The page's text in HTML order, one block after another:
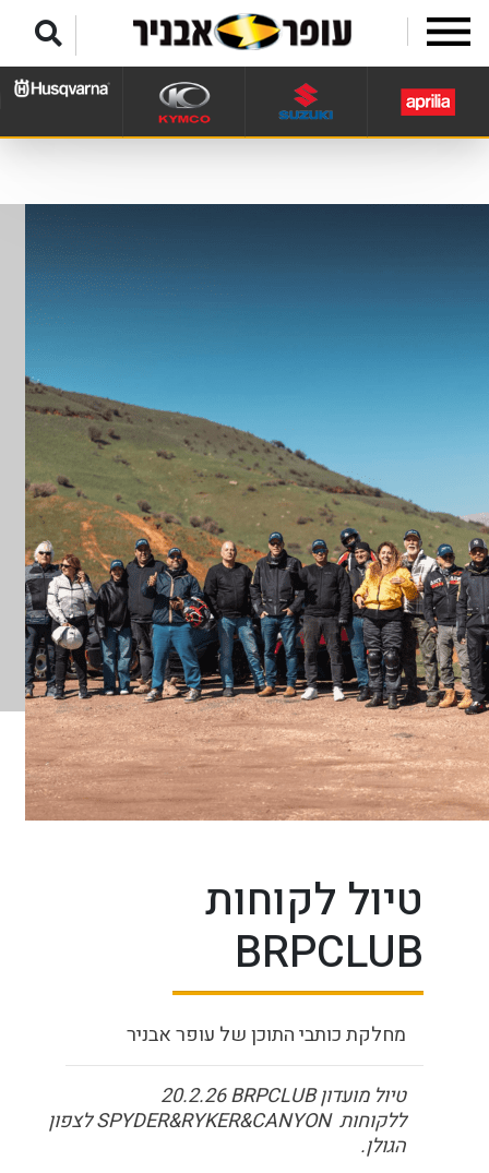
טיול לקוחות
BRPCLUB
מחלקת כותבי התוכן של עופר אבניר
טיול מועדוןBRPCLUB
20.2.26
ללקוחות SPYDER&RYKER&CANYONלצפון
הגולן.